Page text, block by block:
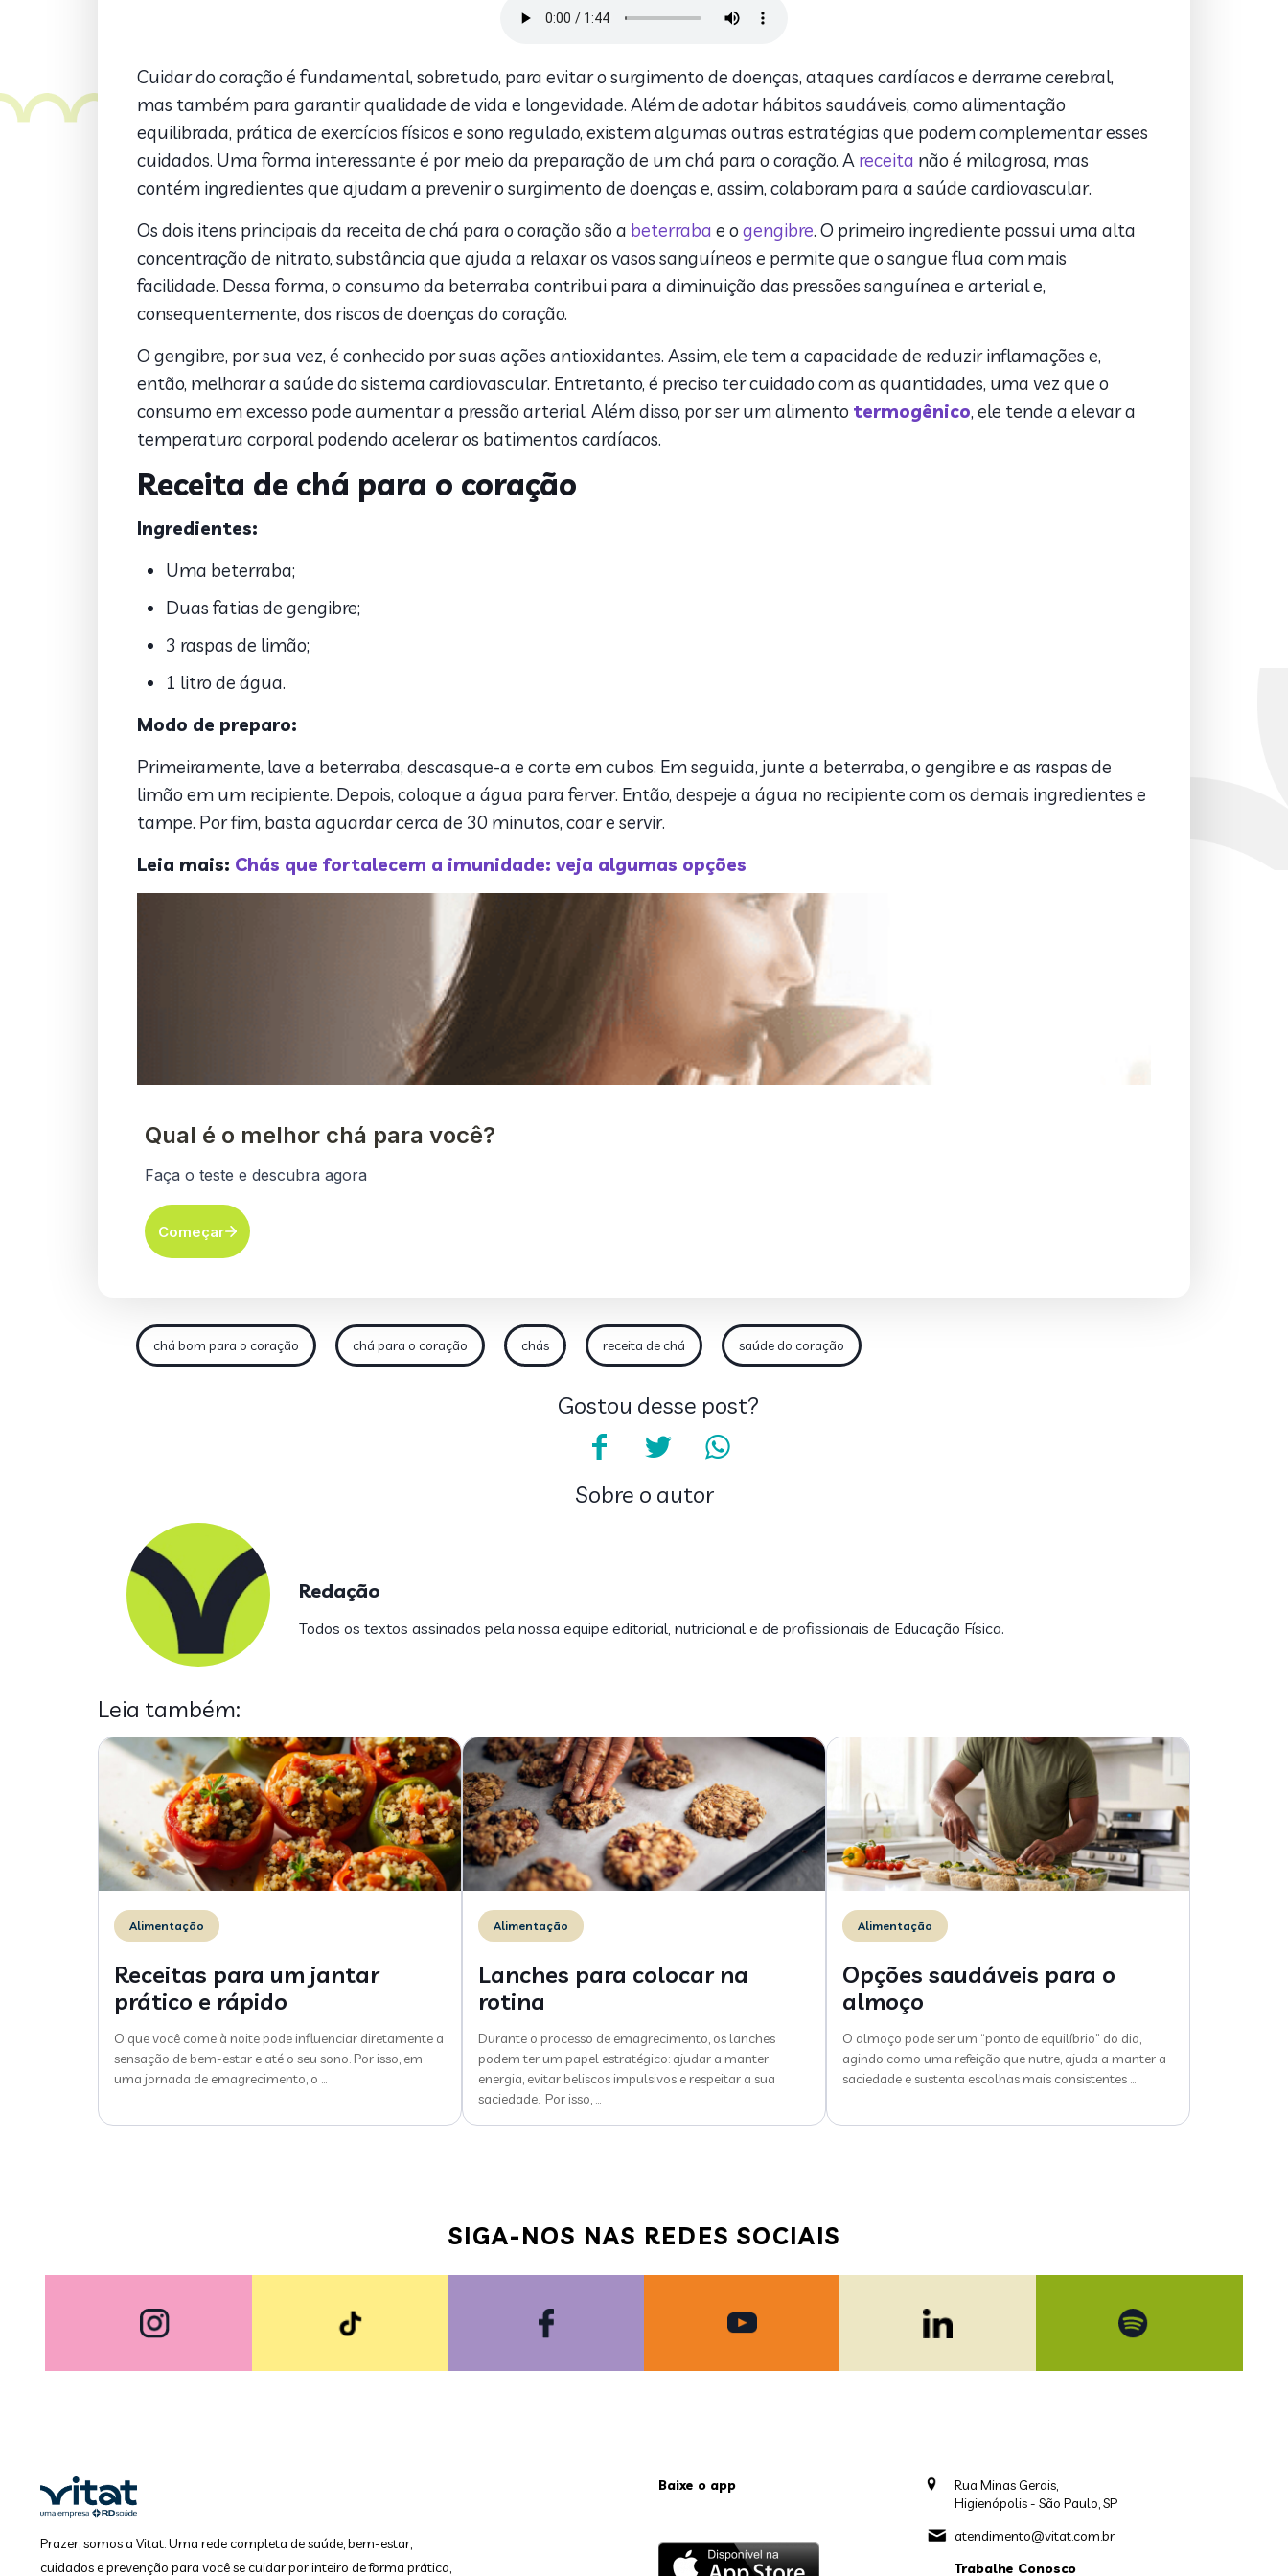
Cuidar do coração é fundamental, sobretudo, para evitar o surgimento de doenças, ataques cardíacos e derrame cerebral,
mas também para garantir qualidade de vida e longevidade. Além de adotar hábitos saudáveis, como alimentação
equilibrada, prática de exercícios físicos e sono regulado, existem algumas outras estratégias que podem complementar esses
cuidados. Uma forma interessante é por meio da preparação de um chá para o coração. A receita não é milagrosa, mas
contém ingredientes que ajudam a prevenir o surgimento de doenças e, assim, colaboram para a saúde cardiovascular.
Os dois itens principais da receita de chá para o coração são a beterraba e o gengibre. O primeiro ingrediente possui uma alta
concentração de nitrato, substância que ajuda a relaxar os vasos sanguíneos e permite que o sangue flua com mais
facilidade. Dessa forma, o consumo da beterraba contribui para a diminuição das pressões sanguínea e arterial e,
consequentemente, dos riscos de doenças do coração.
O gengibre, por sua vez, é conhecido por suas ações antioxidantes. Assim, ele tem a capacidade de reduzir inflamações e,
então, melhorar a saúde do sistema cardiovascular. Entretanto, é preciso ter cuidado com as quantidades, uma vez que o
consumo em excesso pode aumentar a pressão arterial. Além disso, por ser um alimento termogênico, ele tende a elevar a
temperatura corporal podendo acelerar os batimentos cardíacos.
Receita de chá para o coração
Ingredientes:
Uma beterraba;
Duas fatias de gengibre;
3 raspas de limão;
1 litro de água.
Modo de preparo:
Primeiramente, lave a beterraba, descasque-a e corte em cubos. Em seguida, junte a beterraba, o gengibre e as raspas de
limão em um recipiente. Depois, coloque a água para ferver. Então, despeje a água no recipiente com os demais ingredientes e
tampe. Por fim, basta aguardar cerca de 30 minutos, coar e servir.
Leia mais: Chás que fortalecem a imunidade: veja algumas opções
chá bom para o coração chá para o coração chás receita de chá saúde do coração
Gostou desse post?
Sobre o autor
Redação
Todos os textos assinados pela nossa equipe editorial, nutricional e de profissionais de Educação Física.
Leia também:
Alimentação
Receitas para um jantar
prático e rápido
O que você come à noite pode influenciar diretamente a
sensação de bem-estar e até o seu sono. Por isso, em
uma jornada de emagrecimento, o …
Alimentação
Lanches para colocar na
rotina
Durante o processo de emagrecimento, os lanches
podem ter um papel estratégico: ajudar a manter
energia, evitar beliscos impulsivos e respeitar a sua
saciedade. Por isso, …
Alimentação
Opções saudáveis para o
almoço
O almoço pode ser um “ponto de equilíbrio” do dia,
agindo como uma refeição que nutre, ajuda a manter a
saciedade e sustenta escolhas mais consistentes …
SIGA-NOS NAS REDES SOCIAIS
Prazer, somos a Vitat. Uma rede completa de saúde, bem-estar,
cuidados e prevenção para você se cuidar por inteiro de forma prática,
Baixe o app
Rua Minas Gerais,
Higienópolis - São Paulo, SP
atendimento@vitat.com.br
Trabalhe Conosco